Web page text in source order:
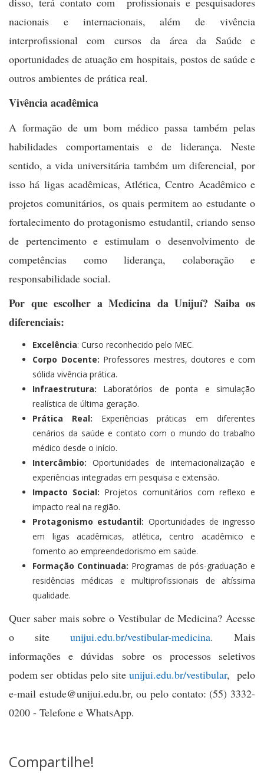
nacionais e internacionais, além de vivência
interprofissional com cursos da área da Saúde e
oportunidades de atuação em hospitais, postos de saúde e
outros ambientes de prática real.
Vivência acadêmica
A formação de um bom médico passa também pelas
habilidades comportamentais e de liderança. Neste
sentido, a vida universitária também um diferencial, por
isso há ligas acadêmicas, Atlética, Centro Acadêmico e
projetos comunitários, os quais permitem ao estudante o
fortalecimento do protagonismo estudantil, criando senso
de pertencimento e estimulam o desenvolvimento de
competências como liderança, colaboração e
responsabilidade social.
Por que escolher a Medicina da Unijuí? Saiba os
diferenciais:
Excelência: Curso reconhecido pelo MEC.
Corpo Docente: Professores mestres, doutores e com
sólida vivência prática.
Infraestrutura: Laboratórios de ponta e simulação
realística de última geração.
Prática Real: Experiências práticas em diferentes
cenários da saúde e contato com o mundo do trabalho
médico desde o início.
Intercâmbio:Oportunidades de internacionalização e
experiências integradas em pesquisa e extensão.
Impacto Social: Projetos comunitários com reflexo e
impacto real na região.
Protagonismo estudantil: Oportunidades de ingresso
em ligas acadêmicas, atlética, centro acadêmico e
fomento ao empreendedorismo em saúde.
Formação Continuada: Programas de pós-graduação e
residências médicas e multiprofissionais de altíssima
qualidade.
Quer saber mais sobre o Vestibular de Medicina? Acesse
o site unijui.edu.br/vestibular-medicina. Mais
informações e dúvidas sobre os processos seletivos
podem ser obtidas pelo siteunijui.edu.br/vestibular, pelo
e-mail estude@unijui.edu.br, ou pelo contato: (55) 3332-
0200 - Telefone e WhatsApp.
Compartilhe!